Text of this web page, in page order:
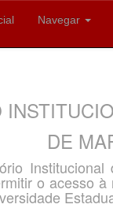
Navegar
DE
o acesso